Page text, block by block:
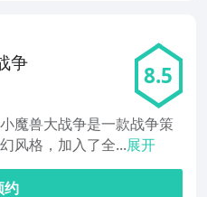
争 8.5
魔兽大战争是一款战争策
风格，加入了全...展开
约